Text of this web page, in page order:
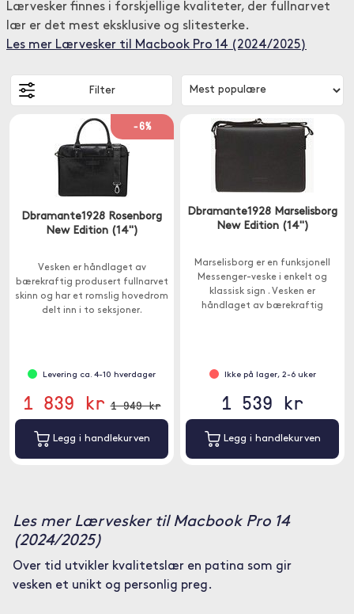
Lærvesker finnes i forskjellige kvaliteter, der fullnarvet
lær er det mest eksklusive og slitesterke.
Les mer Lærvesker til Macbook Pro 14 (2024/2025)
Filter
-6%
Dbramante1928 Rosenborg
New Edition (14'')
Vesken er håndlaget av
bærekraftig produsert fullnarvet
skinn og har et romslig hovedrom
delt inn i to seksjoner.
Levering ca. 4-10 hverdager
1 839 kr 1 949 kr
Legg i handlekurven
Dbramante1928 Marselisborg
New Edition (14")
Marselisborg er en funksjonell
Messenger-veske i enkelt og
klassisk sign . Vesken er
håndlaget av bærekraftig
Ikke på lager, 2-6 uker
1 539 kr
Legg i handlekurven
Les mer Lærvesker til Macbook Pro 14
(2024/2025)
Over tid utvikler kvalitetslær en patina som gir
vesken et unikt og personlig preg.